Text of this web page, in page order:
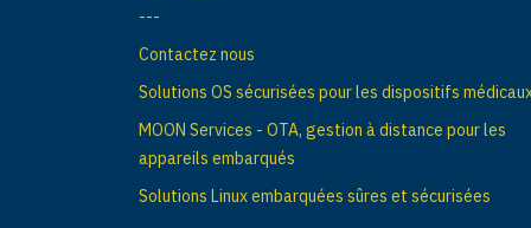
e
s
p
o
---
Contactez nous
Solutions OS sécurisées pour les dispositifs
MOON Services - OTA, gestion à distance pour les
appareils embarqués
Solutions Linux embarquées sûres et sécurisées